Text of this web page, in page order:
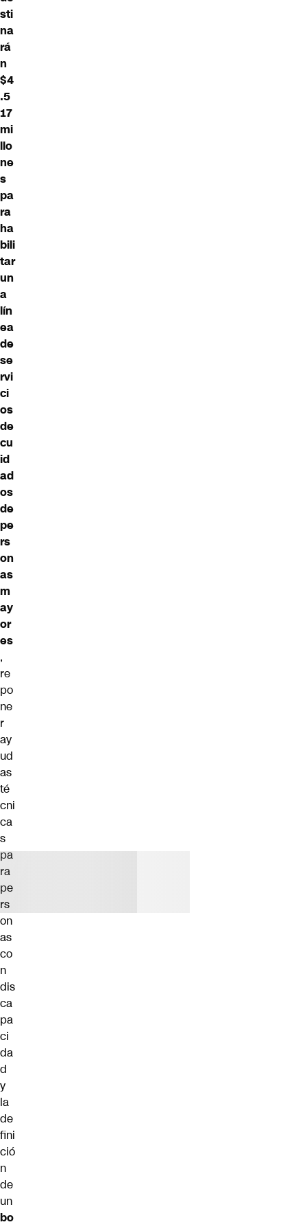
sti
na
rá
n
$4
.5
17
mi
llo
ne
s
pa
ra
ha
bili
tar
un
a
lín
ea
de
se
rvi
ci
os
de
cu
id
ad
os
de
pe
rs
on
as
m
ay
or
es
,
re
po
ne
r
ay
ud
as
té
cni
ca
s
pa
ra
pe
rs
on
as
co
n
dis
ca
pa
ci
da
d
y
la
de
fini
ció
n
de
un
bo